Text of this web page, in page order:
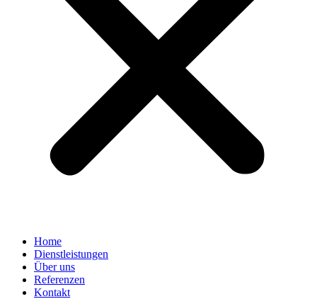
Home
Dienstleistungen
Über uns
Referenzen
Kontakt